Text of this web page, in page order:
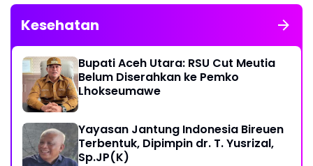
Kesehatan
Bupati Aceh Utara: RSU Cut Meutia
Belum Diserahkan ke Pemko
Lhokseumawe
Yayasan Jantung Indonesia Bireuen
Terbentuk, Dipimpin dr. T. Yusrizal,
Sp.JP(K)